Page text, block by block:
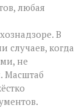
любая
В
случаев, когда
не
Масштаб